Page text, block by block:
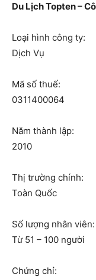
Du Lịch Topten –
Loại hình công ty:
Dịch Vụ
Mã số thuế:
0311400064
Năm thành lập:
2010
Thị trường chính:
Toàn Quốc
Số lượng nhân viên:
Từ 51 – 100 người
Chứng chỉ: